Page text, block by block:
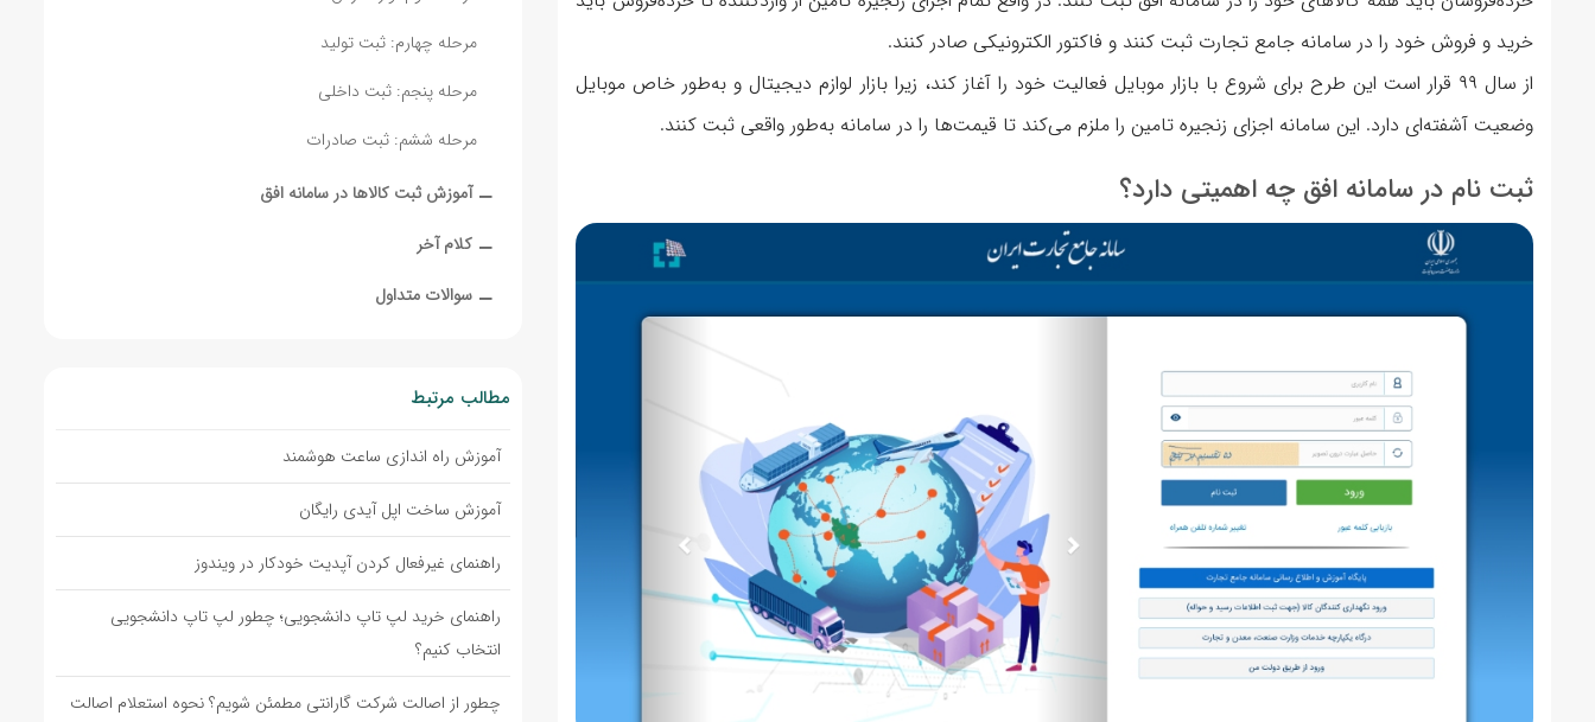
خرید و فروش خود را در سامانه جامع تجارت ثبت کنند و فاکتور الکترونیکی صادر کنند.
از سال ۹۹ قرار است این طرح برای شروع با بازار موبایل فعالیت خود را آغاز کند، زیرا بازار لوازم دیجیتال و به‌طور خاص موبایل
وضعیت آشفته‌ای دارد. این سامانه اجزای زنجیره تامین را ملزم می‌کند تا قیمت‌ها را در سامانه به‌طور واقعی ثبت کنند.
ثبت نام در سامانه افق چه اهمیتی دارد؟
مرحله چهارم: ثبت تولید
مرحله پنجم: ثبت داخلی
مرحله ششم: ثبت صادرات
‒آموزش ثبت کالاها در سامانه افق
‒ کلام آخر
‒ سوالات متداول
مطالب مرتبط
آموزش راه اندازی ساعت هوشمند
آموزش ساخت اپل آیدی رایگان
راهنمای غیرفعال کردن آپدیت خودکار در ویندوز
راهنمای خرید لپ تاپ دانشجویی؛ چطور لپ تاپ دانشجویی
انتخاب کنیم؟
چطور از اصالت شرکت گارانتی مطمئن شویم؟ نحوه استعلام اصالت